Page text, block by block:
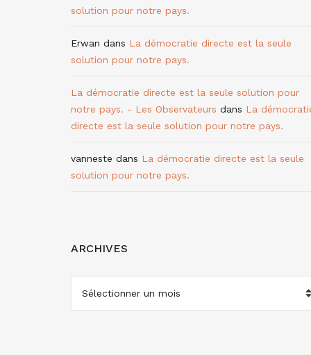
solution pour notre pays.
Erwan dans La démocratie directe est la seule
solution pour notre pays.
La démocratie directe est la seule solution pour
notre pays. - Les Observateurs dans La
directe est la seule solution pour notre pays.
vanneste dans La démocratie directe est la seule
solution pour notre pays.
ARCHIVES
ARCHIVES